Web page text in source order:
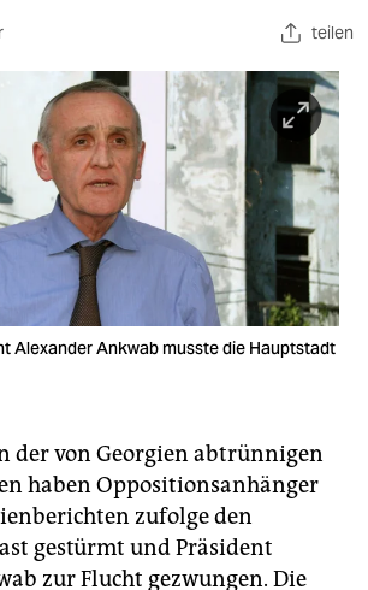
teilen
Alexander Ankwab musste die Hauptstadt
der von Georgien abtrünnigen
haben Oppositionsanhänger
zufolge den
gestürmt und Präsident
zur Flucht gezwungen. Die